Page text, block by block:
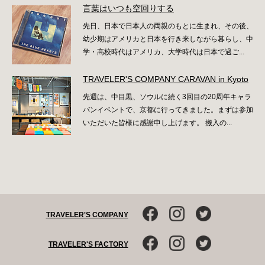
言葉はいつも空回りする
先日、日本で日本人の両親のもとに生まれ、その後、
幼少期はアメリカと日本を行き来しながら暮らし、中
学・高校時代はアメリカ、大学時代は日本で過ご...
TRAVELER'S COMPANY CARAVAN in Kyoto
先週は、中目黒、ソウルに続く3回目の20周年キャラ
バンイベントで、京都に行ってきました。まずは参加
いただいた皆様に感謝申し上げます。 搬入の...
TRAVELER'S COMPANY
TRAVELER'S FACTORY